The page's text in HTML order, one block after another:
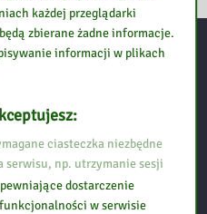
Filia w Ostrowi
każdej przeglądarki
zbierane żadne informacje.
informacji w plikach
ciasteczka niezbędne
serwisu, np. utrzymanie sesji
dostarczenie
w serwisie